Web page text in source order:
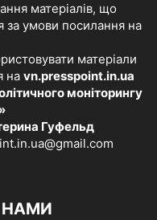
матеріалів, що
за умови посилання на
матеріали
на vn.presspoint.in.ua
моніторингу
Гуфельд
НАМИ